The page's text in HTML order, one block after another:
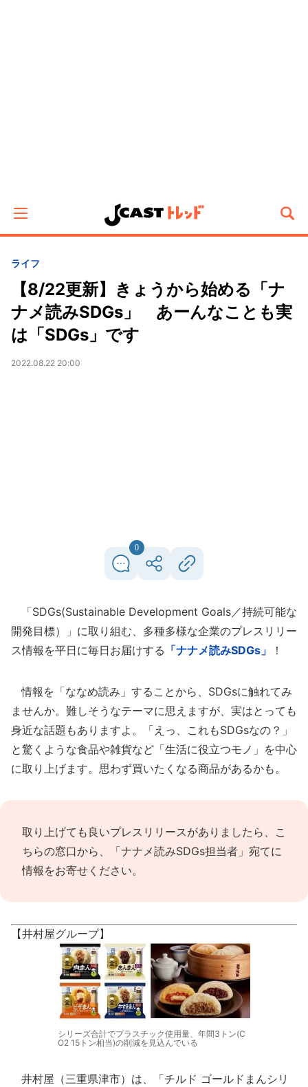
ライフ
【8/22更新】きょうから始める「ナ
ナメ読みSDGs」 あーんなことも実
は「SDGs」です
2022.08.22 20:00
0
「SDGs(Sustainable Development Goals／持続可能な
開発目標）」に取り組む、多種多様な企業のプレスリリー
ス情報を平日に毎日お届けする 「ナナメ読みSDGs」 ！
情報を「ななめ読み」することから、SDGsに触れてみ
ませんか。難しそうなテーマに思えますが、実はとっても
身近な話題もありますよ。「えっ、これもSDGsなの？」
と驚くような食品や雑貨など「生活に役立つモノ」を中心
に取り上げます。思わず買いたくなる商品があるかも。
取り上げても良いプレスリリースがありましたら、 こ
ちらの窓口から、「ナナメ読みSDGs担当者」宛てに
情報をお寄せください。
【井村屋グループ】
シリーズ合計でプラスチック使用量、年間3トン(C
O2 15トン相当)の削減を見込んでいる
井村屋（三重県津市）は、「チルド ゴールドまんシリ